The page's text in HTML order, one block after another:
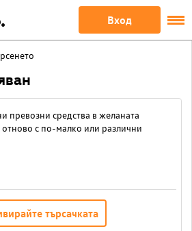
Вход
превозни средства в желаната
с по-малко или различни
търсачката